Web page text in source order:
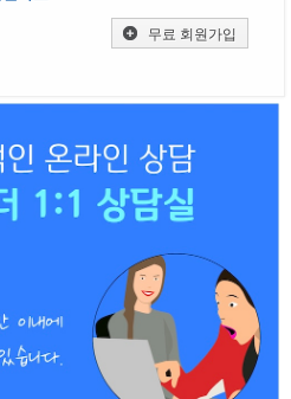
무료 회원가입